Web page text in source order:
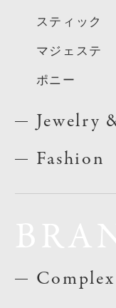
スティック
マジェステ
ポニー
Jewelry
Fashion